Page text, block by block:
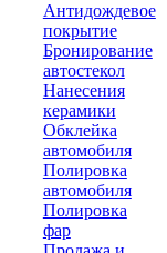
Антидождевое
покрытие
Бронирование
автостекол
Нанесения
керамики
Обклейка
автомобиля
Полировка
автомобиля
Полировка
фар